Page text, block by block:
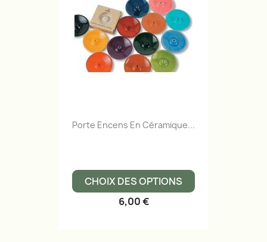
Porte Encens En Céramique...
CHOIX DES OPTIONS
6,00 €